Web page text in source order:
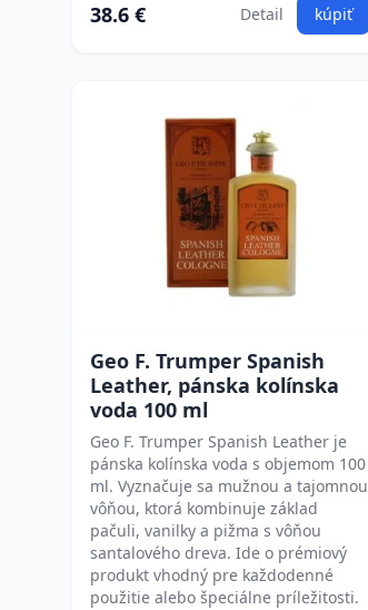
38.6 € Detail kúpiť
Geo F. Trumper Spanish
Leather, pánska kolínska
voda 100 ml
Geo F. Trumper Spanish Leather je
pánska kolínska voda s objemom 100
ml. Vyznačuje sa mužnou a tajomnou
vôňou, ktorá kombinuje základ
pačuli, vanilky a pižma s vôňou
santalového dreva. Ide o prémiový
produkt vhodný pre každodenné
použitie alebo špeciálne príležitosti.